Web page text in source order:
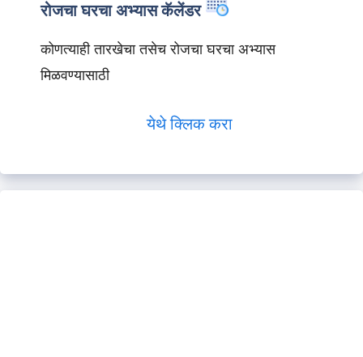
रोजचा घरचा अभ्यास कॅलेंडर
कोणत्याही तारखेचा तसेच रोजचा घरचा अभ्यास
मिळवण्यासाठी
येथे क्लिक करा